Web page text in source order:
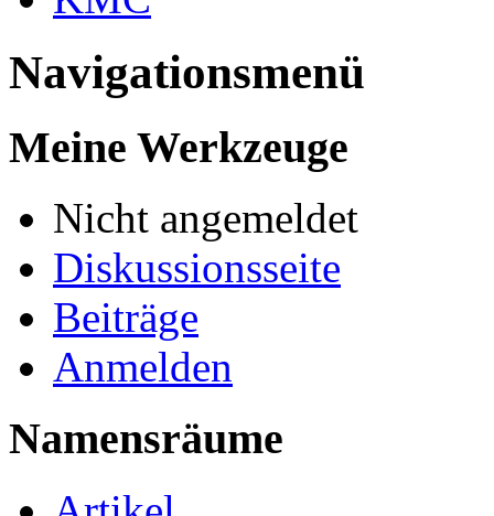
Navigationsmenü
Meine Werkzeuge
Nicht angemeldet
Diskussionsseite
Beiträge
Anmelden
Namensräume